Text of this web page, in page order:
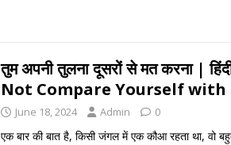
तुम अपनी तुलना दूसरों से मत करना |
Not Compare Yourself with
June 18, 2024 Admin 0
एक बार की बात है, किसी जंगल में एक कौआ रहता था, वो